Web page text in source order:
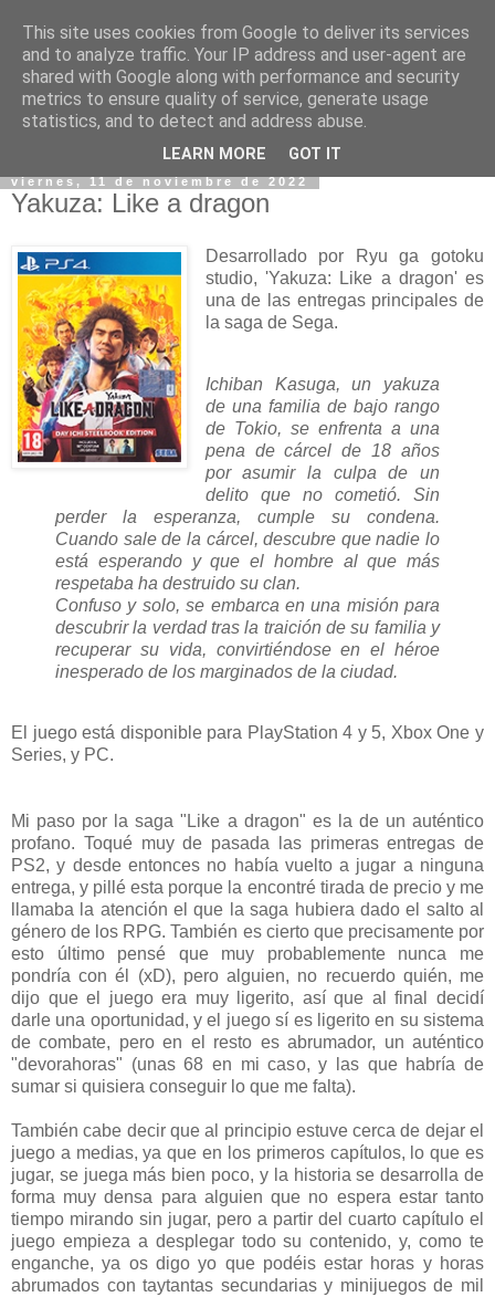
viernes, 11 de noviembre de 2022
Yakuza: Like a dragon
Desarrollado por Ryu ga gotoku
studio, 'Yakuza: Like a dragon' es
una de las entregas principales de
la saga de Sega.
Ichiban Kasuga, un yakuza
de una familia de bajo rango
de Tokio, se enfrenta a una
pena de cárcel de 18 años
por asumir la culpa de un
delito que no cometió. Sin
perder la esperanza, cumple su condena.
Cuando sale de la cárcel, descubre que nadie lo
está esperando y que el hombre al que más
respetaba ha destruido su clan.
Confuso y solo, se embarca en una misión para
descubrir la verdad tras la traición de su familia y
recuperar su vida, convirtiéndose en el héroe
inesperado de los marginados de la ciudad.
El juego está disponible para PlayStation 4 y 5, Xbox One y
Series, y PC.
Mi paso por la saga "Like a dragon" es la de un auténtico
profano. Toqué muy de pasada las primeras entregas de
PS2, y desde entonces no había vuelto a jugar a ninguna
entrega, y pillé esta porque la encontré tirada de precio y me
llamaba la atención el que la saga hubiera dado el salto al
género de los RPG. También es cierto que precisamente por
esto último pensé que muy probablemente nunca me
pondría con él (xD), pero alguien, no recuerdo quién, me
dijo que el juego era muy ligerito, así que al final decidí
darle una oportunidad, y el juego sí es ligerito en su sistema
de combate, pero en el resto es abrumador, un auténtico
"devorahoras" (unas 68 en mi caso, y las que habría de
sumar si quisiera conseguir lo que me falta).
También cabe decir que al principio estuve cerca de dejar el
juego a medias, ya que en los primeros capítulos, lo que es
jugar, se juega más bien poco, y la historia se desarrolla de
forma muy densa para alguien que no espera estar tanto
tiempo mirando sin jugar, pero a partir del cuarto capítulo el
juego empieza a desplegar todo su contenido, y, como te
enganche, ya os digo yo que podéis estar horas y horas
abrumados con taytantas secundarias y minijuegos de mil
This site uses cookies from Google to deliver its services
and to analyze traffic. Your IP address and user-agent are
shared with Google along with performance and security
metrics to ensure quality of service, generate usage
statistics, and to detect and address abuse.
LEARN MORE GOT IT